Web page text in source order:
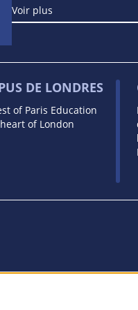
Voir plus
DE LONDRES
of Paris Education
of London